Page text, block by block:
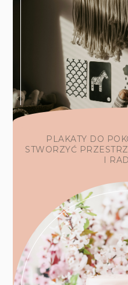
PLAKATY DO
STWORZYĆ
I